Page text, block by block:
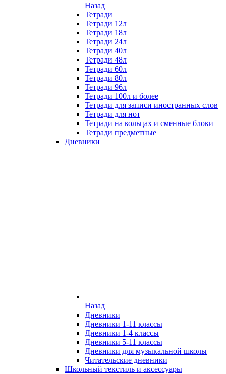
Назад
Тетради
Тетради 12л
Тетради 18л
Тетради 24л
Тетради 40л
Тетради 48л
Тетради 60л
Тетради 80л
Тетради 96л
Тетради 100л и более
Тетради для записи иностранных слов
Тетради для нот
Тетради на кольцах и сменные блоки
Тетради предметные
Дневники
Назад
Дневники
Дневники 1-11 классы
Дневники 1-4 классы
Дневники 5-11 классы
Дневники для музыкальной школы
Читательские дневники
Школьный текстиль и аксессуары